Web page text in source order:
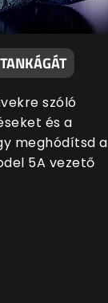
szóló
és a
meghódítsd a
5A vezető